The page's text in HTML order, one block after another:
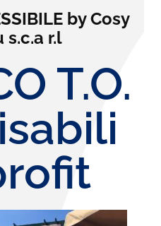
by Cosy
s.c.a r.l
T.O.